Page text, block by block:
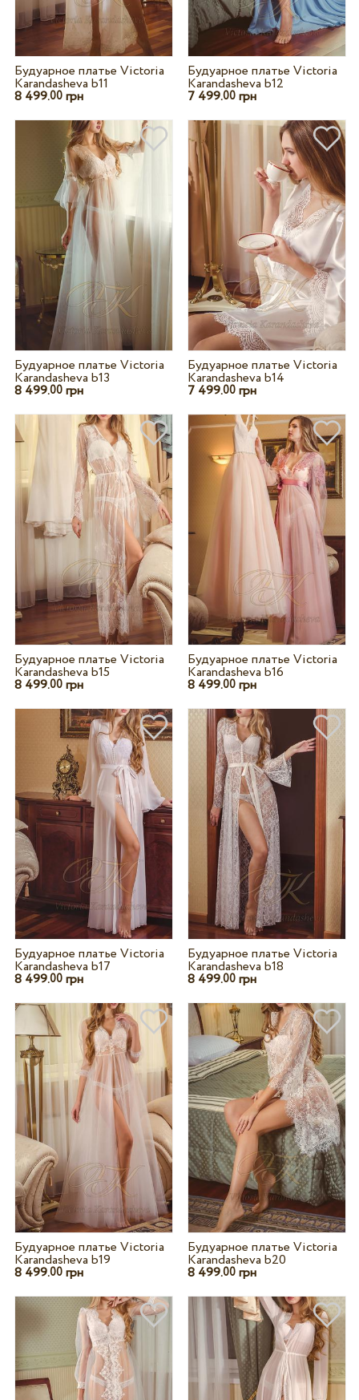
Будуарное платье Victoria
Karandasheva b11
8 499.00грн
Будуарное платье Victoria
Karandasheva b12
7 499.00 грн
Будуарное платье Victoria
Karandasheva b13
8 499.00грн
Будуарное платье Victoria
Karandasheva b14
7 499.00 грн
Будуарное платье Victoria
Karandasheva b15
8 499.00грн
Будуарное платье Victoria
Karandasheva b16
8 499.00 грн
Будуарное платье Victoria
Karandasheva b17
8 499.00грн
Будуарное платье Victoria
Karandasheva b18
8 499.00 грн
Будуарное платье Victoria
Karandasheva b19
8 499.00грн
Будуарное платье Victoria
Karandasheva b20
8 499.00 грн